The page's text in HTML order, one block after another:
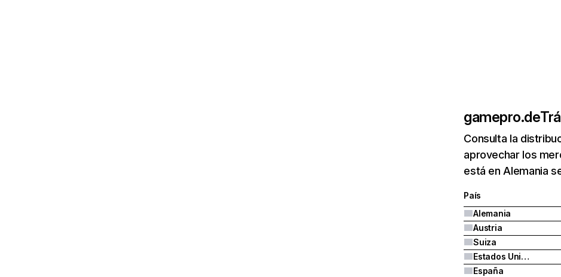
gamepro.de
Consulta la
aprovechar los
está en Alemania
País
Alemania
Austria
Suiza
Estados Unidos
España